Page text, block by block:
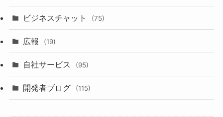
ビジネスチャット (75)
広報 (19)
自社サービス (95)
開発者ブログ (115)